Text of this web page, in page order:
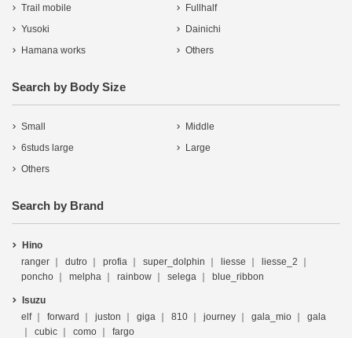
Trail mobile
Fullhalf
Yusoki
Dainichi
Hamana works
Others
Search by Body Size
Small
Middle
6studs large
Large
Others
Search by Brand
Hino
ranger
dutro profia super_dolphin liesse
liesse_2
poncho
melpha rainbow selega blue_ribbon
Isuzu
elf
forward juston giga 810 journey gala_mio
gala
cubic
como fargo